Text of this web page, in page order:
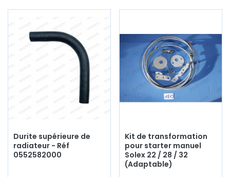
Durite supérieure de
radiateur - Réf
0552582000
Kit de transformation
pour starter manuel
Solex 22 / 28 / 32
(Adaptable)